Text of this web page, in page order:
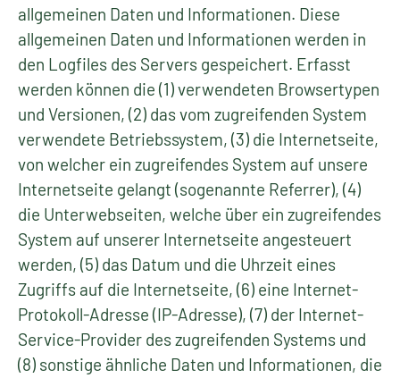
allgemeinen Daten und Informationen. Diese
allgemeinen Daten und Informationen werden in
den Logfiles des Servers gespeichert. Erfasst
werden können die (1) verwendeten Browsertypen
und Versionen, (2) das vom zugreifenden System
verwendete Betriebssystem, (3) die Internetseite,
von welcher ein zugreifendes System auf unsere
Internetseite gelangt (sogenannte Referrer), (4)
die Unterwebseiten, welche über ein zugreifendes
System auf unserer Internetseite angesteuert
werden, (5) das Datum und die Uhrzeit eines
Zugriffs auf die Internetseite, (6) eine Internet-
Protokoll-Adresse (IP-Adresse), (7) der Internet-
Service-Provider des zugreifenden Systems und
(8) sonstige ähnliche Daten und Informationen, die